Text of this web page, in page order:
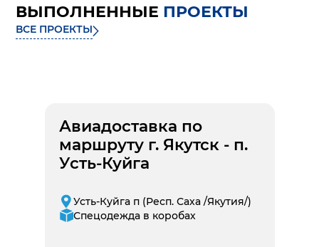
ВЫПОЛНЕННЫЕ ПРОЕКТЫ
ВСЕ ПРОЕКТЫ
Авиадоставка по
маршруту г. Якутск - п.
Усть-Куйга
Усть-Куйга п (Респ. Саха /Якутия/)
Спецодежда в коробах